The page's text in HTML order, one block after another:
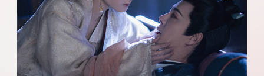
鴻（しんきょうこう）には、「蒼蘭訣～エターナ
ル・ラブ～」「夢華録」などのシュー・ハイチャ
オ。人生の機微に通じた２人が、危険な香り漂う大
人のラブロマンスを繰り広げる。もう一つの初々